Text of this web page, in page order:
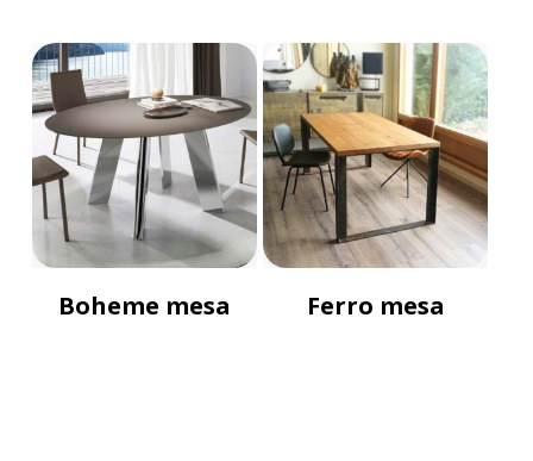
Boheme mesa Ferro mesa